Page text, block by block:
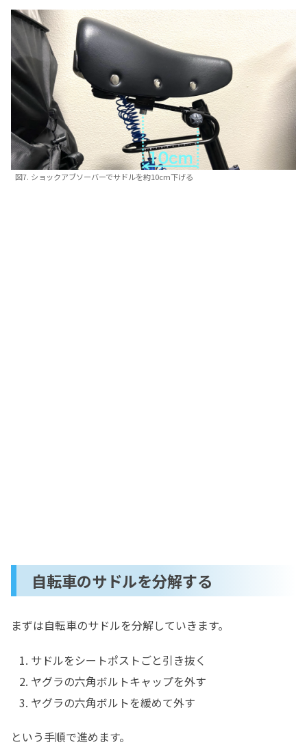
図7. ショックアブソーバーでサドルを約10cm下げる
自転車のサドルを分解する
まずは自転車のサドルを分解していきます。
サドルをシートポストごと引き抜く
ヤグラの六角ボルトキャップを外す
ヤグラの六角ボルトを緩めて外す
という手順で進めます。